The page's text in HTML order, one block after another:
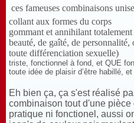
ces fameuses combinaisons
collant aux formes du corps
gommant et annihilant
beauté, de gaîté, de
toute différenciation sexuelle)
triste, fonctionnel à fond, et QUE
toute idée de plaisir d’être habillé,
Eh bien ça, ça s'est réalisé
combinaison tout d'une pièce
pratique ni fonctionel, aussi